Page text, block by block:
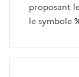
proposant
le symbole